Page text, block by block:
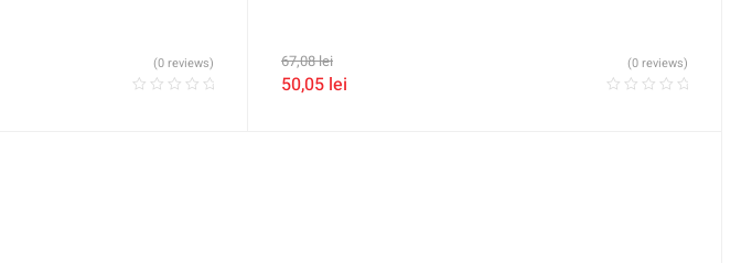
(0 reviews) 67,08lei
50,05 lei
(0 reviews)